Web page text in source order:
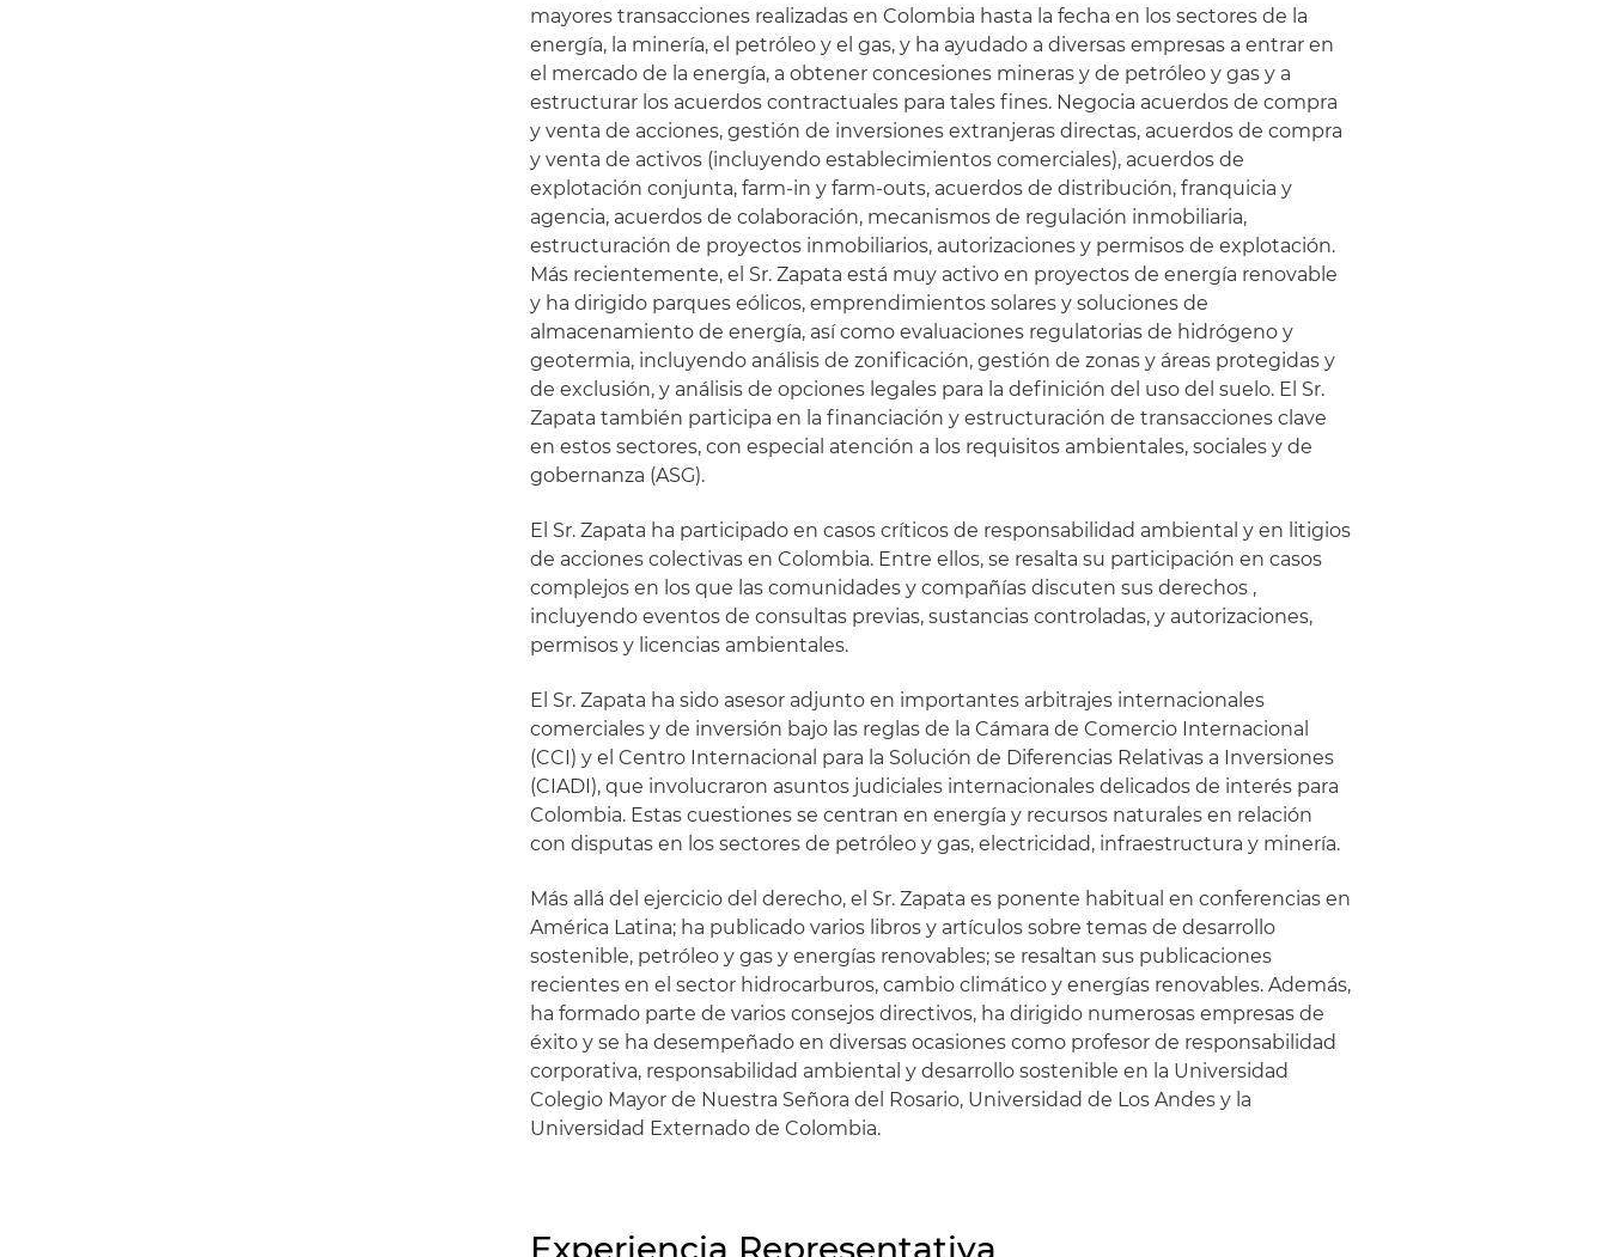
mayores transacciones realizadas en Colombia hasta la fecha en los sectores de la
energía, la minería, el petróleo y el gas, y ha ayudado a diversas empresas a entrar en
el mercado de la energía, a obtener concesiones mineras y de petróleo y gas y a
estructurar los acuerdos contractuales para tales fines. Negocia acuerdos de compra
y venta de acciones, gestión de inversiones extranjeras directas, acuerdos de compra
y venta de activos (incluyendo establecimientos comerciales), acuerdos de
explotación conjunta, farm-in y farm-outs, acuerdos de distribución, franquicia y
agencia, acuerdos de colaboración, mecanismos de regulación inmobiliaria,
estructuración de proyectos inmobiliarios, autorizaciones y permisos de explotación.
Más recientemente, el Sr. Zapata está muy activo en proyectos de energía renovable
y ha dirigido parques eólicos, emprendimientos solares y soluciones de
almacenamiento de energía, así como evaluaciones regulatorias de hidrógeno y
geotermia, incluyendo análisis de zonificación, gestión de zonas y áreas protegidas y
de exclusión, y análisis de opciones legales para la definición del uso del suelo. El Sr.
Zapata también participa en la financiación y estructuración de transacciones clave
en estos sectores, con especial atención a los requisitos ambientales, sociales y de
gobernanza (ASG).
El Sr. Zapata ha participado en casos críticos de responsabilidad ambiental y en litigios
de acciones colectivas en Colombia. Entre ellos, se resalta su participación en casos
complejos en los que las comunidades y compañías discuten sus derechos ,
incluyendo eventos de consultas previas, sustancias controladas, y autorizaciones,
permisos y licencias ambientales.
El Sr. Zapata ha sido asesor adjunto en importantes arbitrajes internacionales
comerciales y de inversión bajo las reglas de la Cámara de Comercio Internacional
(CCI) y el Centro Internacional para la Solución de Diferencias Relativas a Inversiones
(CIADI), que involucraron asuntos judiciales internacionales delicados de interés para
Colombia. Estas cuestiones se centran en energía y recursos naturales en relación
con disputas en los sectores de petróleo y gas, electricidad, infraestructura y minería.
Más allá del ejercicio del derecho, el Sr. Zapata es ponente habitual en conferencias en
América Latina; ha publicado varios libros y artículos sobre temas de desarrollo
sostenible, petróleo y gas y energías renovables; se resaltan sus publicaciones
recientes en el sector hidrocarburos, cambio climático y energías renovables. Además,
ha formado parte de varios consejos directivos, ha dirigido numerosas empresas de
éxito y se ha desempeñado en diversas ocasiones como profesor de responsabilidad
corporativa, responsabilidad ambiental y desarrollo sostenible en la Universidad
Colegio Mayor de Nuestra Señora del Rosario, Universidad de Los Andes y la
Universidad Externado de Colombia.
Experiencia Representativa